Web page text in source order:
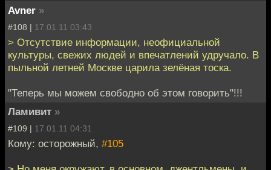
Avner »
#108 | 17.01.11 03:43
> Отсутствие информации, неофициальной
культуры, свежих людей и впечатлений удручало. В
пыльной летней Москве царила зелёная тоска.
"Теперь мы можем свободно об этом говорить"!!!
Ламивит »
#109 | 17.01.11 04:31
Кому: осторожный, #105